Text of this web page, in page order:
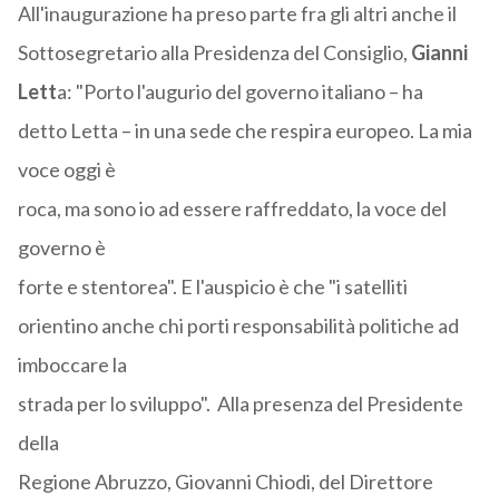
All'inaugurazione ha preso parte fra gli altri anche il
Sottosegretario alla Presidenza del Consiglio, Gianni
Letta: "Porto l'augurio del governo italiano – ha
detto Letta – in una sede che respira europeo. La mia
voce oggi è
roca, ma sono io ad essere raffreddato, la voce del
governo è
forte e stentorea". E l'auspicio è che "i satelliti
orientino anche chi porti responsabilità politiche ad
imboccare la
strada per lo sviluppo". Alla presenza del Presidente
della
Regione Abruzzo, Giovanni Chiodi, del Direttore